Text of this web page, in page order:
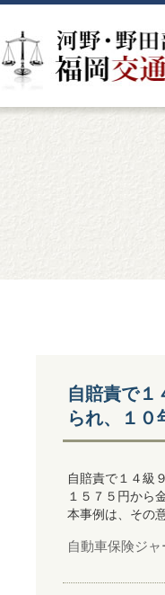
自賠責で１
られ、１０
自賠責で１４級
１５７５円から
本事例は、その
自動車保険ジ